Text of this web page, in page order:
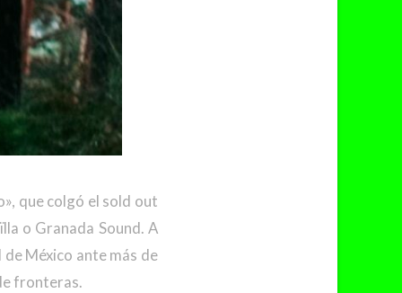
que colgó el sold out
o Granada Sound. A
México ante más de
fronteras.